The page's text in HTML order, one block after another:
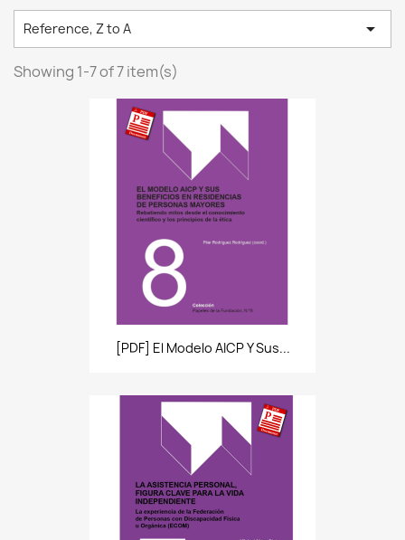
Reference, Z to A 
Showing 1-7 of 7 item(s)
[PDF] El Modelo AICP Y Sus...